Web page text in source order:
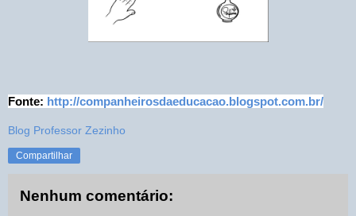
Fonte: http://companheirosdaeducacao.blogspot.com.br/
Blog Professor Zezinho
Compartilhar
Nenhum comentário: